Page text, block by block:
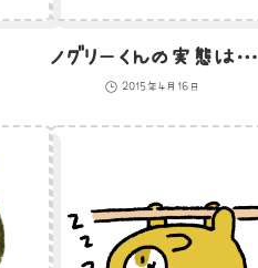
ノグリーくんの実態は台風のイラスト
2015年4月16日